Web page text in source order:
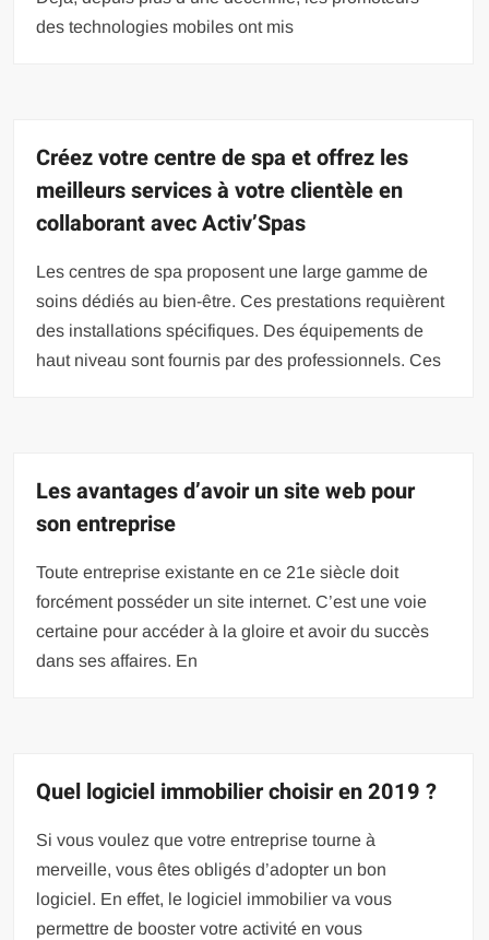
des technologies mobiles ont mis
Créez votre centre de spa et offrez les
meilleurs services à votre clientèle en
collaborant avec Activ’Spas
Les centres de spa proposent une large gamme de
soins dédiés au bien-être. Ces prestations requièrent
des installations spécifiques. Des équipements de
haut niveau sont fournis par des professionnels. Ces
Les avantages d’avoir un site web pour
son entreprise
Toute entreprise existante en ce 21e siècle doit
forcément posséder un site internet. C’est une voie
certaine pour accéder à la gloire et avoir du succès
dans ses affaires. En
Quel logiciel immobilier choisir en 2019 ?
Si vous voulez que votre entreprise tourne à
merveille, vous êtes obligés d’adopter un bon
logiciel. En effet, le logiciel immobilier va vous
permettre de booster votre activité en vous